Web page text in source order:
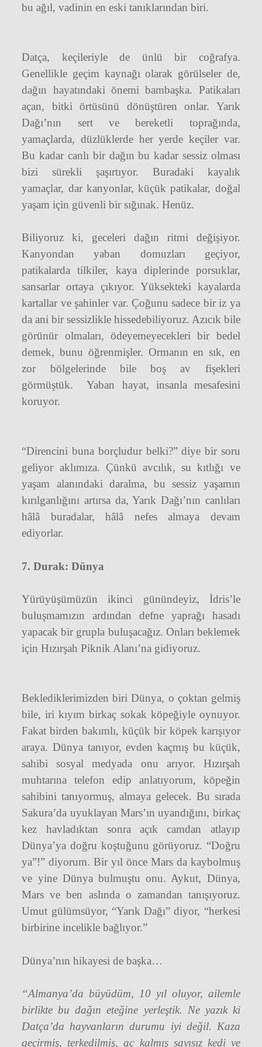
bu ağıl, vadinin en eski tanıklarından biri.
Datça, keçileriyle de ünlü bir coğrafya.
Genellikle geçim kaynağı olarak görülseler de,
dağın hayatındaki önemi bambaşka. Patikaları
açan, bitki örtüsünü dönüştüren onlar. Yarık
Dağı’nın sert ve bereketli toprağında,
yamaçlarda, düzlüklerde her yerde keçiler var.
Bu kadar canlı bir dağın bu kadar sessiz olması
bizi sürekli şaşırtıyor. Buradaki kayalık
yamaçlar, dar kanyonlar, küçük patikalar, doğal
yaşam için güvenli bir sığınak. Henüz.
Biliyoruz ki, geceleri dağın ritmi değişiyor.
Kanyondan yaban domuzları geçiyor,
patikalarda tilkiler, kaya diplerinde porsuklar,
sansarlar ortaya çıkıyor. Yüksekteki kayalarda
kartallar ve şahinler var. Çoğunu sadece bir iz ya
da ani bir sessizlikle hissedebiliyoruz. Azıcık bile
görünür olmaları, ödeyemeyecekleri bir bedel
demek, bunu öğrenmişler. Ormanın en sık, en
zor bölgelerinde bile boş av fişekleri
görmüştük.
Yaban hayat, insanla mesafesini
koruyor.
“Direncini buna borçludur belki?” diye bir soru
geliyor aklımıza. Çünkü avcılık, su kıtlığı ve
yaşam alanındaki daralma, bu sessiz yaşamın
kırılganlığını artırsa da, Yarık Dağı’nın canlıları
hâlâ buradalar, hâlâ nefes almaya devam
ediyorlar.
7. Durak: Dünya
Yürüyüşümüzün ikinci günündeyiz, İdris’le
buluşmamızın ardından defne yaprağı hasadı
yapacak bir grupla buluşacağız. Onları beklemek
için Hızırşah Piknik Alanı’na gidiyoruz.
Beklediklerimizden biri Dünya, o çoktan gelmiş
bile, iri kıyım birkaç sokak köpeğiyle oynuyor.
Fakat birden bakımlı, küçük bir köpek karışıyor
araya. Dünya tanıyor, evden kaçmış bu küçük,
sahibi sosyal medyada onu arıyor. Hızırşah
muhtarına telefon edip anlatıyorum, köpeğin
sahibini tanıyormuş, almaya gelecek. Bu sırada
Sakura’da uyuklayan Mars’ın uyandığını, birkaç
kez havladıktan sonra açık camdan atlayıp
Dünya’ya doğru koştuğunu görüyoruz. “Doğru
ya”!” diyorum. Bir yıl önce Mars da kaybolmuş
ve yine Dünya bulmuştu onu. Aykut, Dünya,
Mars ve ben aslında o zamandan tanışıyoruz.
Umut gülümsüyor, “Yarık Dağı” diyor, “herkesi
birbirine incelikle bağlıyor.”
Dünya’nın hikayesi de başka…
“Almanya’da büyüdüm, 10 yıl oluyor, ailemle
birlikte bu dağın eteğine yerleştik. Ne yazık ki
Datça’da hayvanların durumu iyi değil. Kaza
geçirmiş, terkedilmiş, aç kalmış sayısız kedi ve